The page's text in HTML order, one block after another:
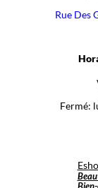
Rue Des
Fermé: